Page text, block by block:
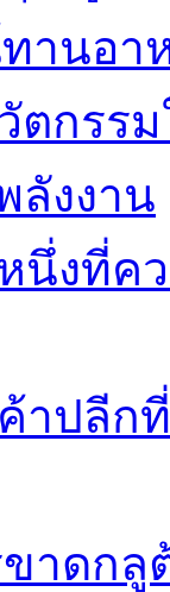
านอา
ตกรร
ลังงาน
นึ่งที่ค
าปลีก
ขาดก